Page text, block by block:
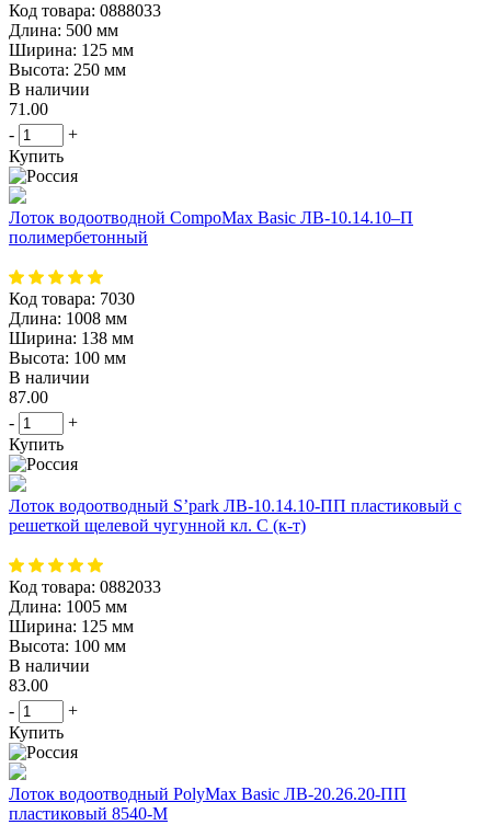
Код товара: 0888033
Длина: 500 мм
Ширина: 125 мм
Высота: 250 мм
В наличии
71.00
-
+
Купить
Лоток водоотводной CompoMax Basic ЛВ-10.14.10–П
полимербетонный
Код товара: 7030
Длина: 1008 мм
Ширина: 138 мм
Высота: 100 мм
В наличии
87.00
-
+
Купить
Лоток водоотводный S’park ЛВ-10.14.10-ПП пластиковый с
решеткой щелевой чугунной кл. С (к-т)
Код товара: 0882033
Длина: 1005 мм
Ширина: 125 мм
Высота: 100 мм
В наличии
83.00
-
+
Купить
Лоток водоотводный PolyMax Basic ЛВ-20.26.20-ПП
пластиковый 8540-М